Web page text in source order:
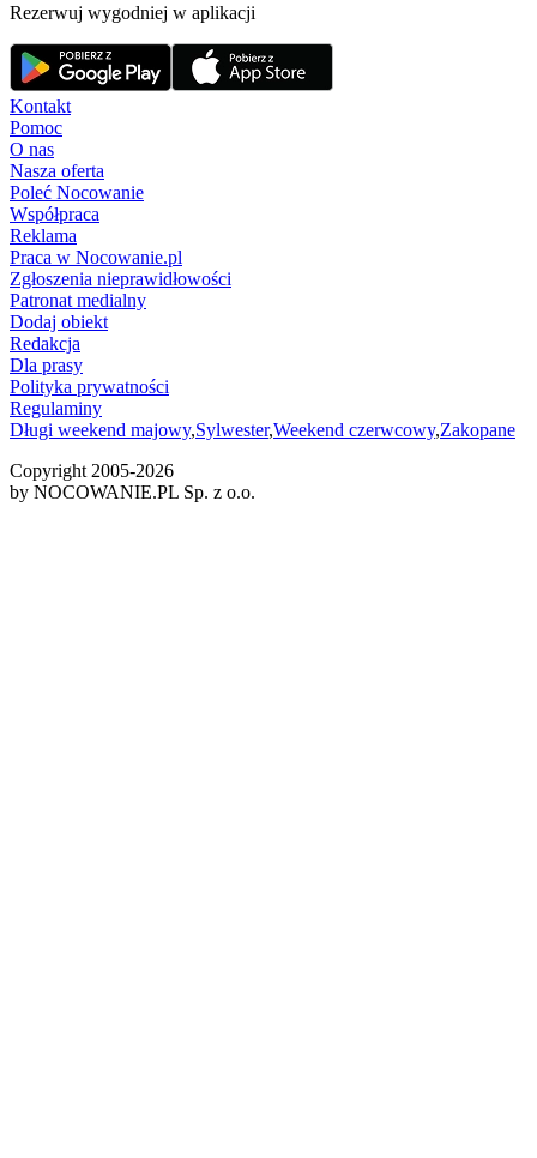
Rezerwuj wygodniej w aplikacji
Kontakt
Pomoc
O nas
Nasza oferta
Poleć Nocowanie
Współpraca
Reklama
Praca w Nocowanie.pl
Zgłoszenia nieprawidłowości
Patronat medialny
Dodaj obiekt
Redakcja
Dla prasy
Polityka prywatności
Regulaminy
Długi weekend majowy,Sylwester,Weekend czerwcowy,Zakopane
Copyright 2005-2026
by NOCOWANIE.PL Sp. z o.o.